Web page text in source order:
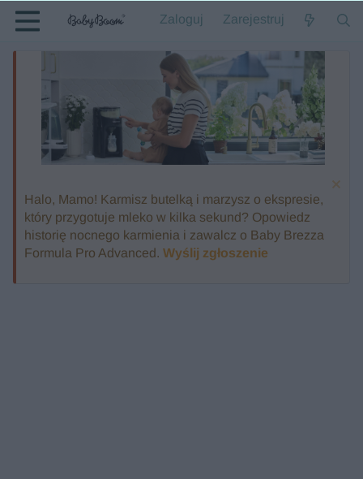
Zaloguj Zarejestruj
Halo, Mamo! Karmisz butelką i marzysz o ekspresie,
który przygotuje mleko w kilka sekund? Opowiedz
historię nocnego karmienia i zawalcz o Baby Brezza
Formula Pro Advanced. Wyślij zgłoszenie